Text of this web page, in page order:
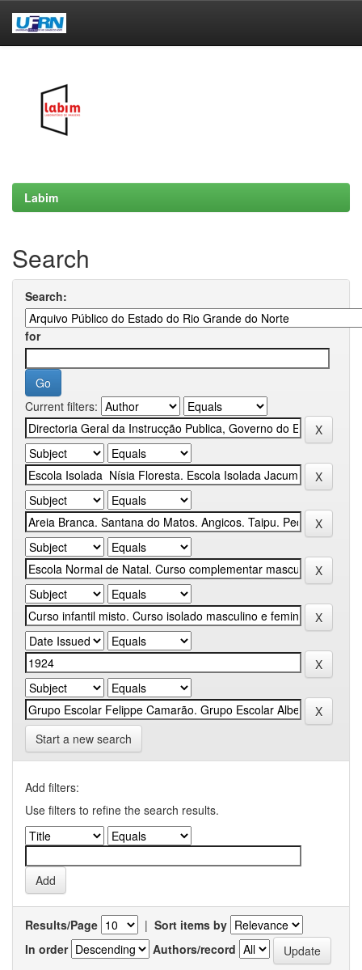
Labim
Search
Search:
for
Current filters:
Start a new search
Add filters:
Use filters to refine the search results.
Results/Page | Sort items by
In order
Authors/record